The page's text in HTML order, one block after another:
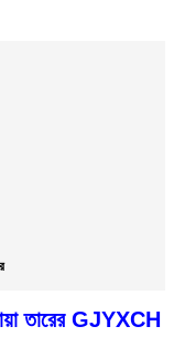
তারের GJYXCH